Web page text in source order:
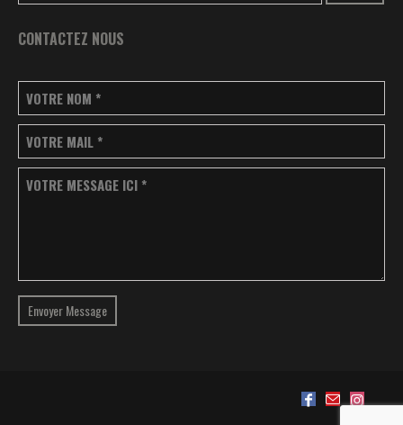
CONTACTEZ NOUS
VOTRE NOM *
VOTRE MAIL *
VOTRE MESSAGE ICI *
Envoyer Message